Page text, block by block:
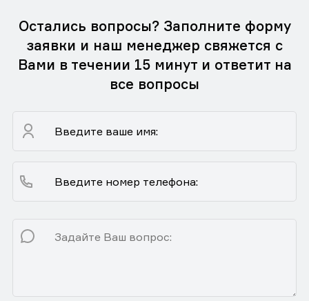
Остались вопросы? Заполните форму
заявки и наш менеджер свяжется с
Вами в течении 15 минут и ответит на
все вопросы